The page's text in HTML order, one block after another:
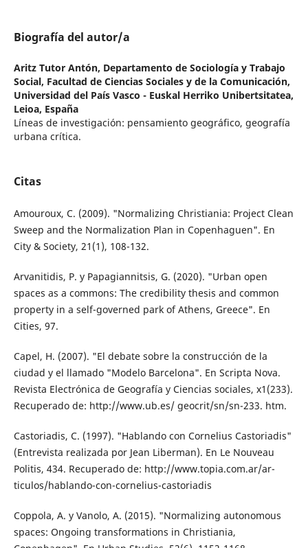
Biografía del autor/a
Aritz Tutor Antón, Departamento de Sociología y Trabajo
Social, Facultad de Ciencias Sociales y de la Comunicación,
Universidad del País Vasco - Euskal Herriko Unibertsitatea,
Leioa, España
Líneas de investigación: pensamiento geográfico, geografía
urbana crítica.
Citas
Amouroux, C. (2009). "Normalizing Christiania: Project Clean
Sweep and the Normalization Plan in Copenhaguen". En
City & Society, 21(1), 108-132.
Arvanitidis, P. y Papagiannitsis, G. (2020). "Ur­ban open
spaces as a commons: The credi­bility thesis and common
property in a self-governed park of Athens, Greece". En
Cities, 97.
Capel, H. (2007). "El debate sobre la construc­ción de la
ciudad y el llamado "Modelo Barcelona". En Scripta Nova.
Revista Electrónica de Geografía y Ciencias sociales, x1(233).
Recuperado de: http://www.ub.es/ geocrit/sn/sn-233. htm.
Castoriadis, C. (1997). "Hablando con Cornelius Castoriadis"
(Entrevista realizada por Jean Liberman). En Le Nouveau
Politis, 434. Re­cuperado de: http://www.topia.com.ar/ar­
ticulos/hablando-con-cornelius-castoriadis
Coppola, A. y Vanolo, A. (2015). "Normalizing autonomous
spaces: Ongoing transforma­tions in Christiania,